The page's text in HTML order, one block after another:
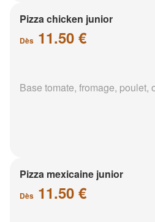
Pizza chicken junior
Dès 11.50 €
Base tomate, fromage, poulet,
Pizza mexicaine junior
Dès 11.50 €